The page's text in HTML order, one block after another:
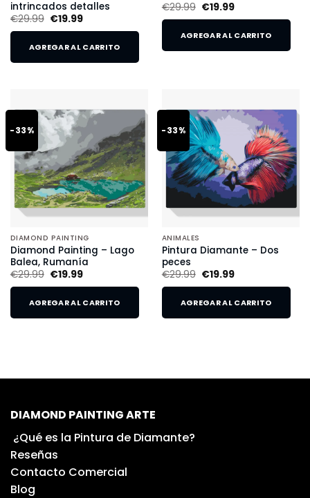
intrincados detalles
€29.99 €19.99
AGREGAR AL CARRITO
€29.99 €19.99
AGREGAR AL CARRITO
-33%
DIAMOND PAINTING
Diamond Painting – Lago
Balea, Rumanía
€29.99 €19.99
AGREGAR AL CARRITO
-33%
ANIMALES
Pintura Diamante – Dos
peces
€29.99 €19.99
AGREGAR AL CARRITO
DIAMOND PAINTING ARTE
¿Qué es la Pintura de Diamante?
Reseñas
Contacto Comercial
Blog